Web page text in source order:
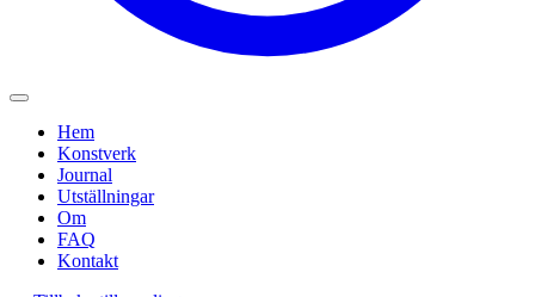
Hem
Konstverk
Journal
Utställningar
Om
FAQ
Kontakt